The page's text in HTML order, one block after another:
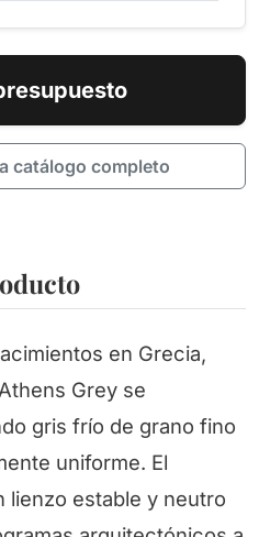
catálogo completo
en Grecia,
Athens Grey se
gris frío de grano fino
uniforme. El
lienzo estable y neutro